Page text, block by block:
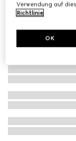
Verwendung auf
Richtlinie.
OK